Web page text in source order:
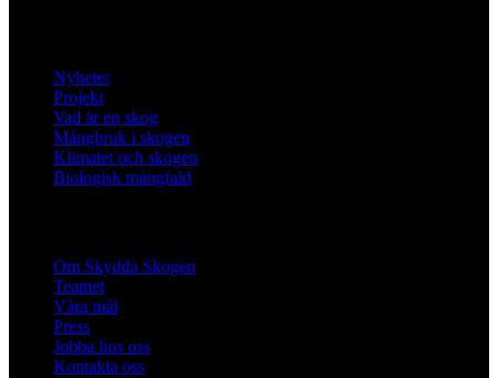
Nyheter
Projekt
Vad är en skog
Mångbruk i skogen
Klimatet och skogen
Biologisk mångfald
Om Skydda Skogen
Teamet
Våra mål
Press
Jobba hos oss
Kontakta oss